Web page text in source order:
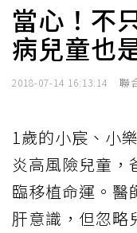
當心！不
病兒童也
2018-07-14 16:13:14 聯
1歲的小宸、小
炎高風險兒童，
臨移植命運。醫
肝意識，但忽略